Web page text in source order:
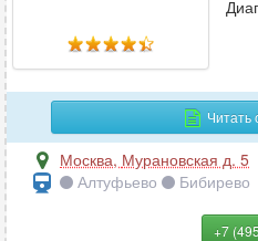
Читать
Москва, Мурановская д. 5
Алтуфьево
Бибирево
+7